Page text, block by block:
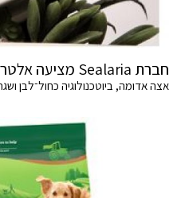
חברת Sealaria מציעה אלטרנטיבה מדעית לשוק הטיפוח
אצה אדומה, ביוטכנולוגיה כחול־לבן